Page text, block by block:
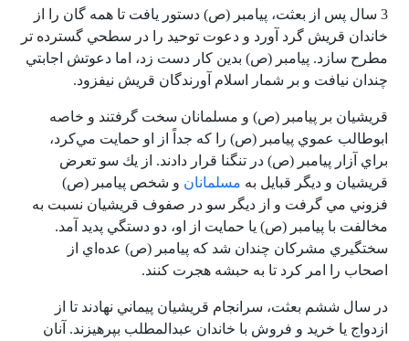
3 سال پس از بعثت، پيامبر (ص) دستور يافت تا همه گان را از
خاندان قريش گرد آورد و دعوت توحيد را در سطحي گسترده ‌تر
مطرح سازد. پيامبر (ص) بدين كار دست زد، اما دعوتش اجابتي
چندان نيافت و بر شمار اسلام آورندگان قريش نيفزود.
قريشيان بر پيامبر (ص) و مسلمانان سخت گرفتند و خاصه
ابوطالب عموي پيامبر (ص) را كه جداً از او حمايت مي‌كرد،
براي آزار پيامبر (ص) در تنگنا قرار دادند. از يك سو تعرض
قريشيان و ديگر قبايل به مسلمانان و شخص پيامبر ‌(ص)
فزوني مي گرفت و از ديگر سو در صفوف قريشيان نسبت به
مخالفت با پيامبر (ص) يا حمايت از او، دو دستگي پديد آمد.
سختگيري مشركان چندان شد كه پيامبر (ص) عده‌اي از
اصحاب را امر كرد تا به حبشه هجرت كنند.
در سال ششم بعثت، سرانجام قريشيان پيماني نهادند تا از
ازدواج يا خريد و فروش با خاندان عبدالمطلب بپرهيزند. آنان